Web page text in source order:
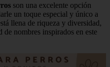
son una excelente opción
un toque especial y único a
llena de riqueza y diversidad,
nombres inspirados en este